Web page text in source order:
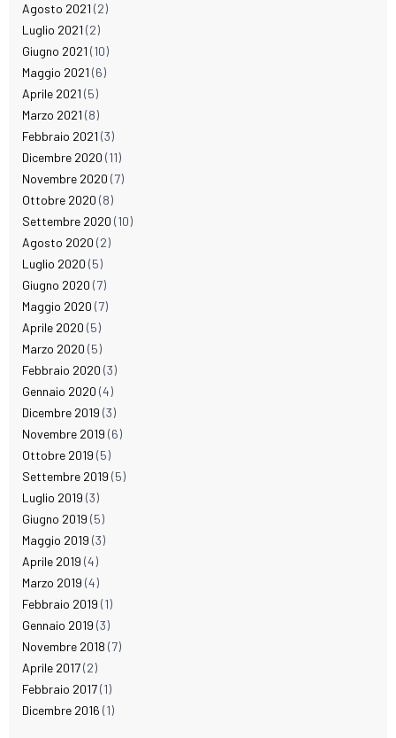
Agosto 2021 (2)
Luglio 2021 (2)
Giugno 2021 (10)
Maggio 2021 (6)
Aprile 2021 (5)
Marzo 2021 (8)
Febbraio 2021 (3)
Dicembre 2020 (11)
Novembre 2020 (7)
Ottobre 2020 (8)
Settembre 2020 (10)
Agosto 2020 (2)
Luglio 2020 (5)
Giugno 2020 (7)
Maggio 2020 (7)
Aprile 2020 (5)
Marzo 2020 (5)
Febbraio 2020 (3)
Gennaio 2020 (4)
Dicembre 2019 (3)
Novembre 2019 (6)
Ottobre 2019 (5)
Settembre 2019 (5)
Luglio 2019 (3)
Giugno 2019 (5)
Maggio 2019 (3)
Aprile 2019 (4)
Marzo 2019 (4)
Febbraio 2019 (1)
Gennaio 2019 (3)
Novembre 2018 (7)
Aprile 2017(2)
Febbraio 2017(1)
Dicembre 2016 (1)